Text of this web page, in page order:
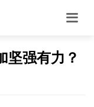
坚强有力？